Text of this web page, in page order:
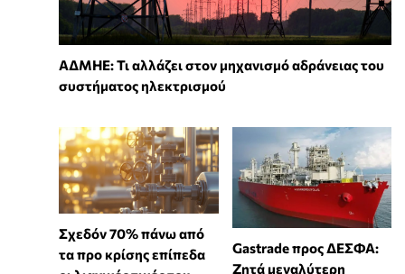
ΑΔΜΗΕ: Τι αλλάζει στον μηχανισμό αδράνειας του
συστήματος ηλεκτρισμού
Σχεδόν 70% πάνω από
τα προ κρίσης επίπεδα
Gastrade προς ΔΕΣΦΑ:
Ζητά μεγαλύτερη